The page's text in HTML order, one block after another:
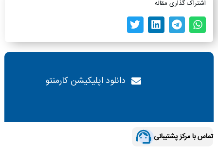
اشتراک گذاری مقاله
دانلود اپلیکیشن کارمنتو
تماس با مرکز پشتیبانی